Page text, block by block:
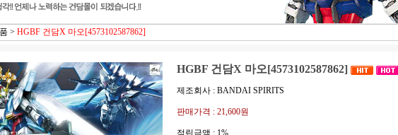
> HGBF 건담X 마오[4573102587862]
HGBF 건담X 마오[4573102587862]
제조회사 : BANDAI SPIRITS
판매가격 : 21,600원
적립금액 : 1%